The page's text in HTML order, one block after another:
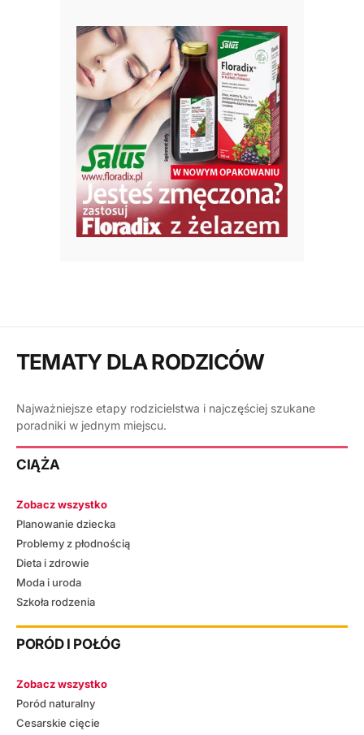
TEMATY DLA RODZICÓW
Najważniejsze etapy rodzicielstwa i najczęściej szukane
poradniki w jednym miejscu.
CIĄŻA
Zobacz wszystko
Planowanie dziecka
Problemy z płodnością
Dieta i zdrowie
Moda i uroda
Szkoła rodzenia
PORÓD I POŁÓG
Zobacz wszystko
Poród naturalny
Cesarskie cięcie